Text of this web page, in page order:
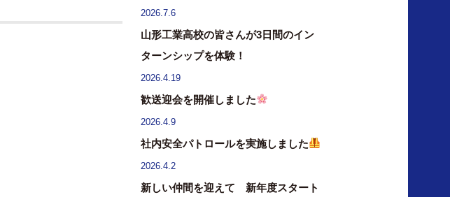
2026.7.6
山形工業高校の皆さんが3日間のイン
ターンシップを体験！
2026.4.19
歓送迎会を開催しました
2026.4.9
社内安全パトロールを実施しました
2026.4.2
新しい仲間を迎えて 新年度スタート